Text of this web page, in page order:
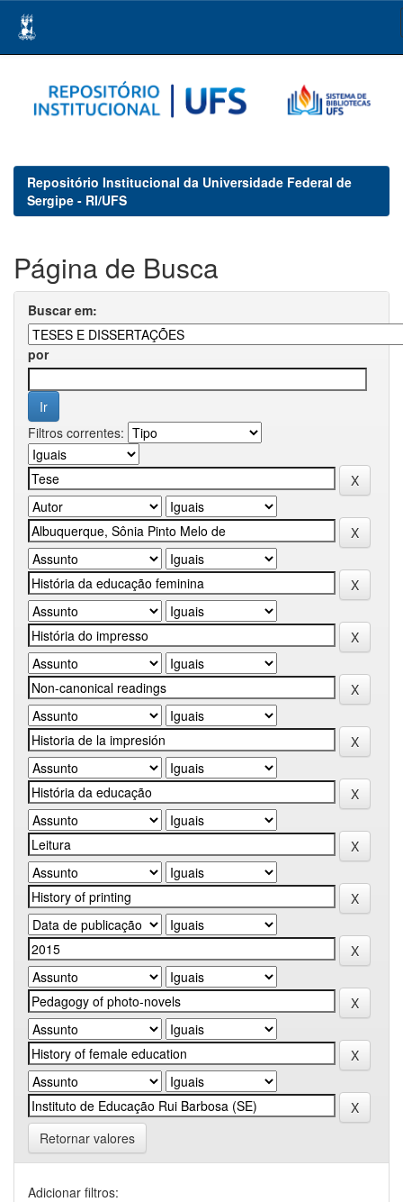
navigation
Repositório Institucional da Universidade Federal de
Sergipe - RI/UFS
Página de Busca
Buscar em:
por
Filtros correntes:
Retornar valores
Adicionar filtros: